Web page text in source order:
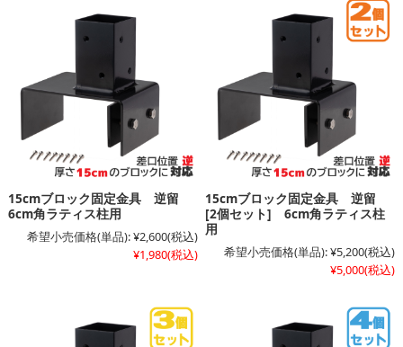
15cmブロック固定金具 逆留
6cm角ラティス柱用
希望小売価格(単品):¥2,600(税込)
¥1,980(税込)
15cmブロック固定金具 逆留
[2個セット] 6cm角ラティス柱
用
希望小売価格(単品):¥5,200(税込)
¥5,000(税込)